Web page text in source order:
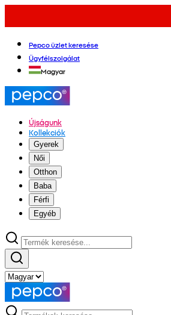
Pepco üzlet keresése
Ügyfélszolgálat
Magyar
Újságunk
Kollekciók
Gyerek
Női
Otthon
Baba
Férfi
Egyéb